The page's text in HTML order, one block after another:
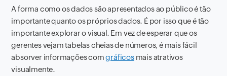
A forma como os dados são apresentados ao público é tão
importante quanto os próprios dados. É por isso que é tão
importante explorar o visual. Em vez de esperar que os
gerentes vejam tabelas cheias de números, é mais fácil
absorver informações comgráficosmais atrativos
visualmente.